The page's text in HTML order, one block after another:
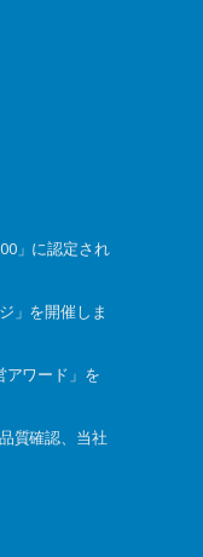
」に認定され
」を開催しま
アワード」を
質確認、当社